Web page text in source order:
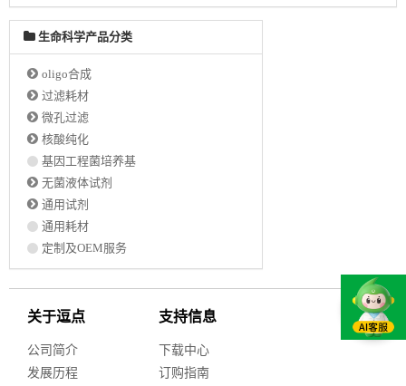
生命科学产品分类
oligo合成
过滤耗材
微孔过滤
核酸纯化
基因工程菌培养基
无菌液体试剂
通用试剂
通用耗材
定制及OEM服务
关于逗点
公司简介
发展历程
支持信息
下载中心
订购指南